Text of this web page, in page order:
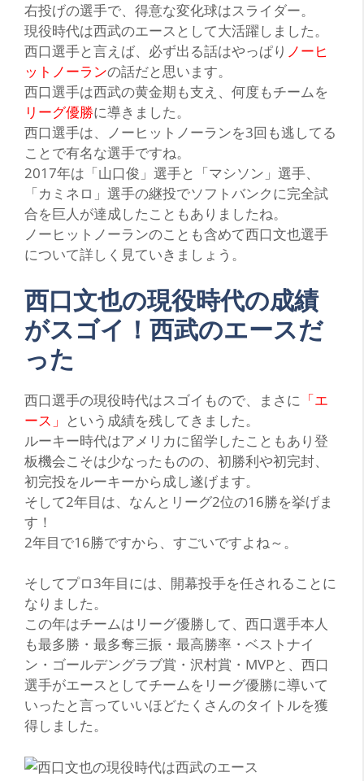
右投げの選手で、得意な変化球はスライダー。
現役時代は西武のエースとして大活躍しました。
西口選手と言えば、必ず出る話はやっぱり ノーヒ
ットノーランの話だと思います。
西口選手は西武の黄金期も支え、何度もチームを
リーグ優勝に導きました。
西口選手は、ノーヒットノーランを3回も逃してる
ことで有名な選手ですね。
2017年は 「山口俊」 選手と 「マシソン」 選手、
「カミネロ」 選手の継投でソフトバンクに完全試
合を巨人が達成したこともありましたね。
ノーヒットノーランのことも含めて西口文也選手
について詳しく見ていきましょう。
西口文也の現役時代の成績
がスゴイ！西武のエースだ
った
西口選手の現役時代はスゴイもので、まさに 「エ
ース」 という成績を残してきました。
ルーキー時代はアメリカに留学したこともあり登
板機会こそは少なったものの、初勝利や初完封、
初完投をルーキーから成し遂げます。
そして2年目は、なんとリーグ2位の16勝を挙げま
す！
2年目で16勝ですから、すごいですよね～。
そしてプロ3年目には、開幕投手を任されることに
なりました。
この年はチームはリーグ優勝して、西口選手本人
も最多勝 ・ 最多奪三振 ・ 最高勝率 ・ ベストナイ
ン ・ ゴールデングラブ賞 ・ 沢村賞 ・ MVPと、西口
選手がエースとしてチームをリーグ優勝に導いて
いったと言っていいほどたくさんのタイトルを獲
得しました。